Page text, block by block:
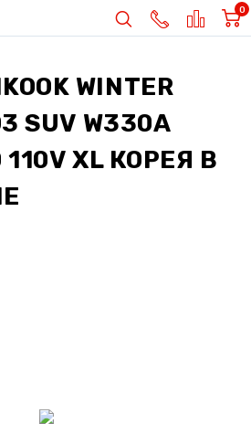
0
WINTER
SUV W330A
XL КОРЕЯ В